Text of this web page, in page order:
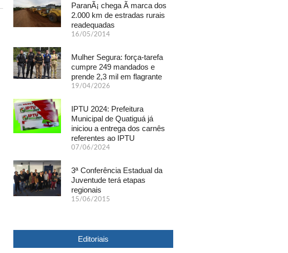
ParanÃ¡ chega Ã marca dos
2.000 km de estradas rurais
readequadas
16/05/2014
Mulher Segura: força-tarefa
cumpre 249 mandados e
prende 2,3 mil em flagrante
19/04/2026
IPTU 2024: Prefeitura
Municipal de Quatiguá já
iniciou a entrega dos carnês
referentes ao IPTU
07/06/2024
3ª Conferência Estadual da
Juventude terá etapas
regionais
15/06/2015
Editoriais